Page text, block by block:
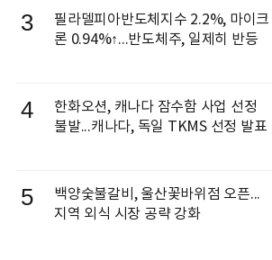
3
필라델피아반도체지수 2.2%, 마이크
론 0.94%↑...반도체주, 일제히 반등
4
한화오션, 캐나다 잠수함 사업 선정
불발...캐나다, 독일 TKMS 선정 발표
5
백양숯불갈비, 울산꽃바위점 오픈...
지역 외식 시장 공략 강화